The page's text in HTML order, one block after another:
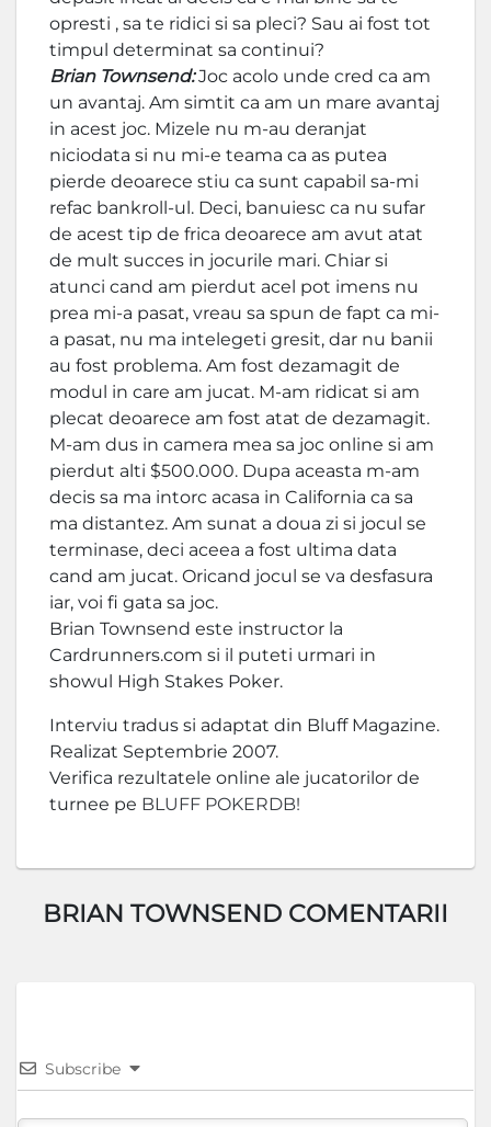
opresti , sa te ridici si sa pleci? Sau ai fost tot
timpul determinat sa continui?
Brian Townsend:Joc acolo unde cred ca am
un avantaj. Am simtit ca am un mare avantaj
in acest joc. Mizele nu m-au deranjat
niciodata si nu mi-e teama ca as putea
pierde deoarece stiu ca sunt capabil sa-mi
refac bankroll-ul. Deci, banuiesc ca nu sufar
de acest tip de frica deoarece am avut atat
de mult succes in jocurile mari. Chiar si
atunci cand am pierdut acel pot imens nu
prea mi-a pasat, vreau sa spun de fapt ca mi-
a pasat, nu ma intelegeti gresit, dar nu banii
au fost problema. Am fost dezamagit de
modul in care am jucat. M-am ridicat si am
plecat deoarece am fost atat de dezamagit.
M-am dus in camera mea sa joc online si am
pierdut alti $500.000. Dupa aceasta m-am
decis sa ma intorc acasa in California ca sa
ma distantez. Am sunat a doua zi si jocul se
terminase, deci aceea a fost ultima data
cand am jucat. Oricand jocul se va desfasura
iar, voi fi gata sa joc.
Brian Townsend este instructor la
Cardrunners.com si il puteti urmari in
showul High Stakes Poker.
Interviu tradus si adaptat din Bluff Magazine.
Realizat Septembrie 2007.
Verifica rezultatele online ale jucatorilor de
turnee pe BLUFF POKERDB!
BRIAN TOWNSEND COMENTARII
Subscribe